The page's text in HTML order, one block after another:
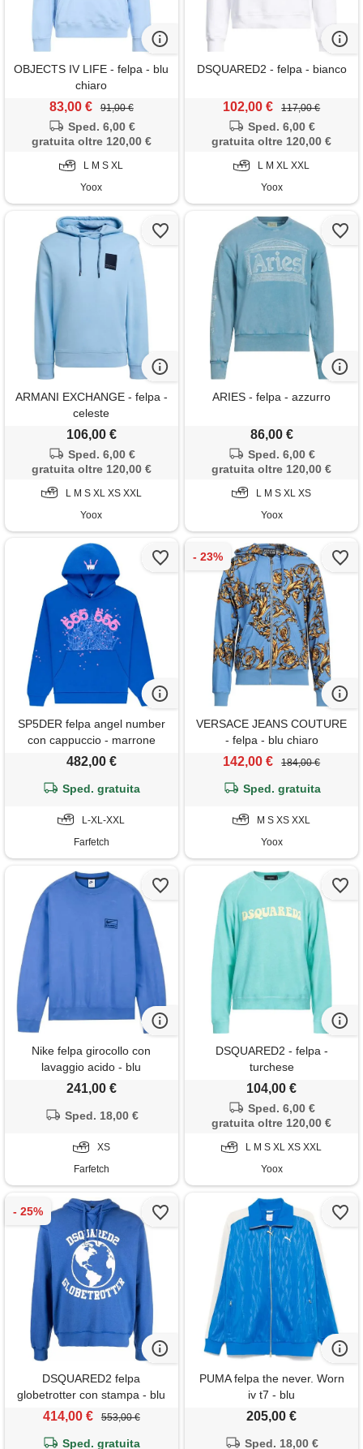
OBJECTS IV LIFE - felpa - blu
chiaro
83,00 € 91,00 €
Sped. 6,00 €
gratuita oltre 120,00 €
L M S XL
Yoox
DSQUARED2 - felpa - bianco
102,00 € 117,00 €
Sped. 6,00 €
gratuita oltre 120,00 €
L M XL XXL
Yoox
ARMANI EXCHANGE - felpa -
celeste
106,00 €
Sped. 6,00 €
gratuita oltre 120,00 €
L M S XL XS XXL
Yoox
ARIES - felpa - azzurro
86,00 €
Sped. 6,00 €
gratuita oltre 120,00 €
L M S XL XS
Yoox
SP5DER felpa angel number
con cappuccio - marrone
482,00 €
Sped. gratuita
L-XL-XXL
Farfetch
VERSACE JEANS COUTURE
- felpa - blu chiaro
142,00 € 184,00 €
Sped. gratuita
M S XS XXL
Yoox
Nike felpa girocollo con
lavaggio acido - blu
241,00 €
Sped. 18,00 €
XS
Farfetch
DSQUARED2 - felpa -
turchese
104,00 €
Sped. 6,00 €
gratuita oltre 120,00 €
L M S XL XS XXL
Yoox
DSQUARED2 felpa
globetrotter con stampa - blu
414,00 € 553,00 €
Sped. gratuita
PUMA felpa the never. Worn
iv t7 - blu
205,00 €
Sped. 18,00 €